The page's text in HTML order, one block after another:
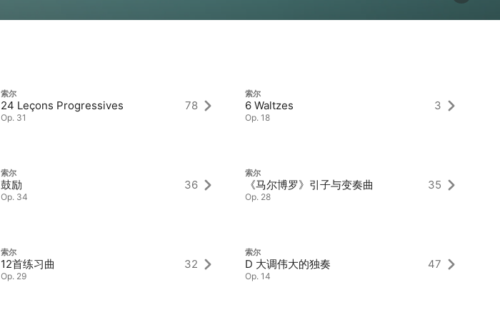
索尔
24 Leçons Progressives
Op. 31
78
索尔
鼓励
Op. 34
36
索尔
12首练习曲
Op. 29
32
索尔
6 Waltzes
Op. 18
3
索尔
《马尔博罗》引子与变奏曲
Op. 28
35
索尔
D 大调伟大的独奏
Op. 14
47